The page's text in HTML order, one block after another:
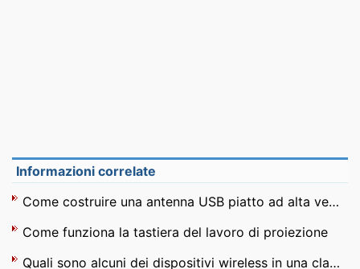
Informazioni correlate
Come costruire una antenna USB piatto ad alta velocità
Come funziona la tastiera del lavoro di proiezione
Quali sono alcuni dei dispositivi wireless in una classe ?